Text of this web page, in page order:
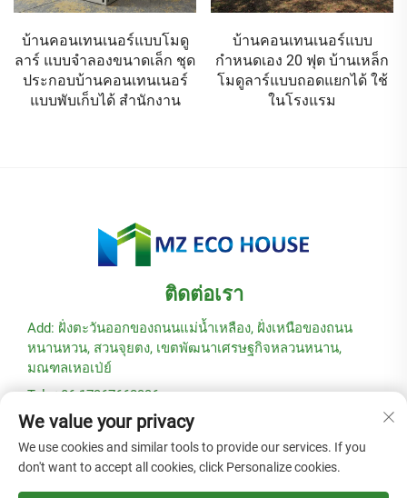
บ้านคอนเทนเนอร์แบบ
กำหนดเอง 20 ฟุต บ้านเหล็ก
โมดูลาร์แบบถอดแยกได้ ใช้
ในโรงแรม
ขายส่งบ้านคอนเทนเนอร์แบบ
ถอดแยกได้ สร้างง่าย โฮส
เทลขนาดเล็ก บ้านคอนเทน
เนอร์ฟลัตแพ็กแบบถอดแยก
ติดต่อเรา
Add: ฝั่งตะวันออกของถนนแม่น้ำเหลือง, ฝั่งเหนือของถนน
หนานหวน, สวนจุยตง, เขตพัฒนาเศรษฐกิจหลวนหนาน,
มณฑลเหอเป่ย์
Tel: +86-17367662336
อีเมล:[email protected]
We value your privacy
We use cookies and similar tools to provide our services. If you
don't want to accept all cookies, click Personalize cookies.